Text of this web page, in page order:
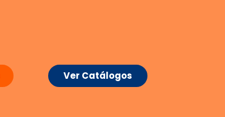
Ver Catálogos